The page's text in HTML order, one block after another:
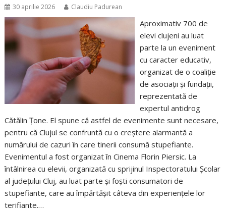
30 aprilie 2026 Claudiu Padurean
Aproximativ 700 de
elevi clujeni au luat
parte la un eveniment
cu caracter educativ,
organizat de o coaliție
de asociații și fundații,
reprezentată de
expertul antidrog
Cătălin Țone. El spune că astfel de evenimente sunt necesare,
pentru că Clujul se confruntă cu o creștere alarmantă a
numărului de cazuri în care tinerii consumă stupefiante.
Evenimentul a fost organizat în Cinema Florin Piersic. La
întâlnirea cu elevii, organizată cu sprijinul Inspectoratului Școlar
al județului Cluj, au luat parte și foști consumatori de
stupefiante, care au împărtășit câteva din experiențele lor
terifiante.…